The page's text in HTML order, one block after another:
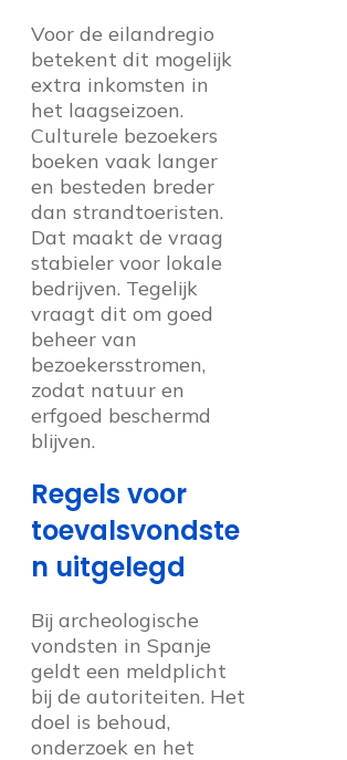
Voor de eilandregio
betekent dit mogelijk
extra inkomsten in
het laagseizoen.
Culturele bezoekers
boeken vaak langer
en besteden breder
dan strandtoeristen.
Dat maakt de vraag
stabieler voor lokale
bedrijven. Tegelijk
vraagt dit om goed
beheer van
bezoekersstromen,
zodat natuur en
erfgoed beschermd
blijven.
Regels voor
toevalsvondste
n uitgelegd
Bij archeologische
vondsten in Spanje
geldt een meldplicht
bij de autoriteiten. Het
doel is behoud,
onderzoek en het